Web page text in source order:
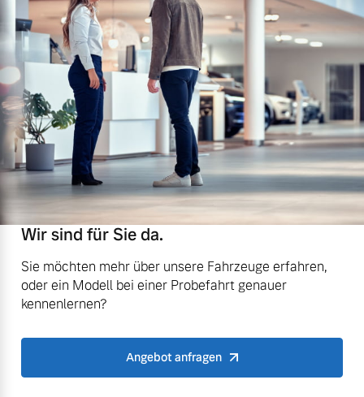
Wir sind für Sie da.
Sie möchten mehr über unsere Fahrzeuge erfahren,
oder ein Modell bei einer Probefahrt genauer
kennenlernen?
Angebot anfragen